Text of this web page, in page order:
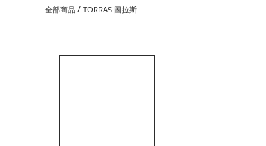
全部商品 / TORRAS 圖拉斯